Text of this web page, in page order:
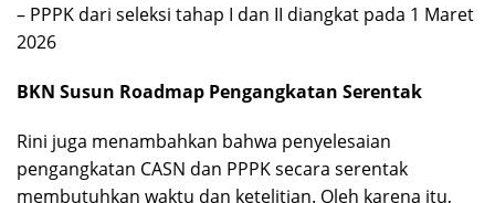
– PPPK dari seleksi tahap I dan II diangkat pada 1 Maret
2026
BKN Susun Roadmap Pengangkatan Serentak
Rini juga menambahkan bahwa penyelesaian
pengangkatan CASN dan PPPK secara serentak
membutuhkan waktu dan ketelitian. Oleh karena itu,